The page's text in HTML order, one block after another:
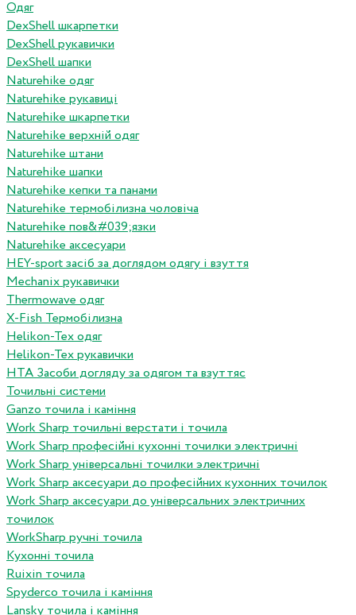
Одяг
DexShell шкарпетки
DexShell рукавички
DexShell шапки
Naturehike одяг
Naturehike рукавиці
Naturehike шкарпетки
Naturehike верхній одяг
Naturehike штани
Naturehike шапки
Naturehike кепки та панами
Naturehike термобілизна чоловіча
Naturehike пов&#039;язки
Naturehike аксесуари
HEY-sport засіб за доглядом одягу і взуття
Mechanix рукавички
Thermowave одяг
X-Fish Термобілизна
Helikon-Tex одяг
Helikon-Tex рукавички
HTA Засоби догляду за одягом та взуттяс
Точильні системи
Ganzo точила і каміння
Work Sharp точильні верстати і точила
Work Sharp професiйнi кухоннi точилки электричнi
Work Sharp унiверсальнi точилки электричнi
Work Sharp аксесуари до професiйних кухонних точилок
Work Sharp аксесуари до унiверсальних электричних
точилок
WorkSharp ручні точила
Кухонні точила
Ruixin точила
Spyderco точила і каміння
Lansky точила і каміння